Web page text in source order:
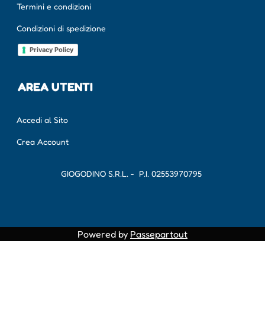
Termini e condizioni
Condizioni di spedizione
Privacy Policy
AREA UTENTI
Accedi al Sito
Crea Account
GIOGODINO S.R.L. - P.I. 02553970795
Powered by Passepartout